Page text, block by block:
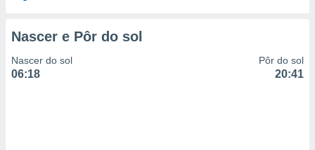
Nascer e Pôr do sol
Nascer do sol
06:18
Pôr do sol
20:41